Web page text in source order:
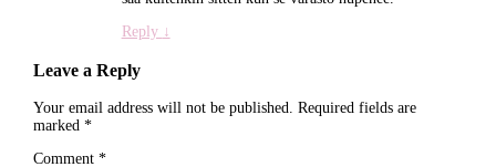
Reply ↓
Leave a Reply
Your email address will not be published. Required fields are
marked *
Comment *